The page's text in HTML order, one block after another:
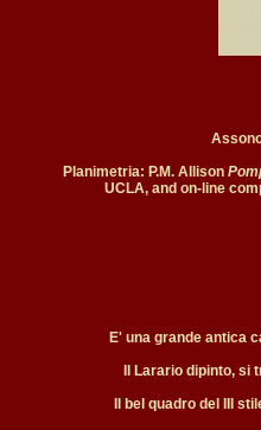
Planimetria: P.M. Allison
UCLA, and on-line
E' una grande antica
Il Larario dipinto,
Il bel quadro del III